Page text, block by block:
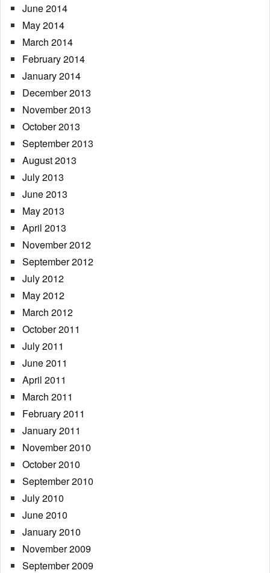
June 2014
May 2014
March 2014
February 2014
January 2014
December 2013
November 2013
October 2013
September 2013
August 2013
July 2013
June 2013
May 2013
April 2013
November 2012
September 2012
July 2012
May 2012
March 2012
October 2011
July 2011
June 2011
April 2011
March 2011
February 2011
January 2011
November 2010
October 2010
September 2010
July 2010
June 2010
January 2010
November 2009
September 2009